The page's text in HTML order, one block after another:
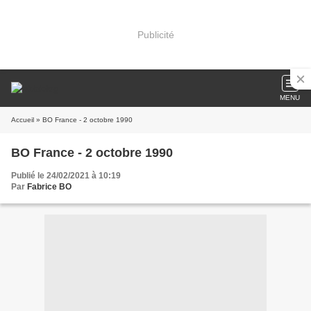
Publicité
MENU
Accueil » BO France - 2 octobre 1990
BO France - 2 octobre 1990
Publié le 24/02/2021 à 10:19
Par Fabrice BO